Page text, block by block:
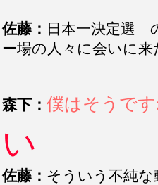
佐藤： 日本一決定選
ー場の人々に会いに
森下： 僕はそうで
い
佐藤： そういう不純